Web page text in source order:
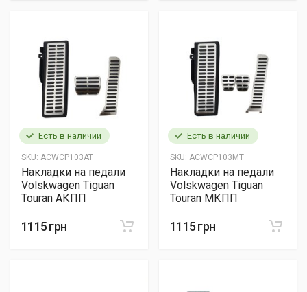
Есть в наличии
SKU: ACWCP103AT
Накладки на педали
Volskwagen Tiguan
Touran АКПП
1115 грн
Есть в наличии
SKU: ACWCP103MT
Накладки на педали
Volskwagen Tiguan
Touran МКПП
1115 грн